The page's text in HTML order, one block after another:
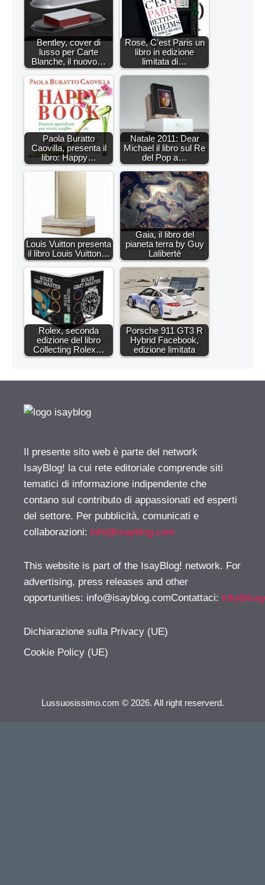
Bentley, cover di
lusso per Carte
Blanche, il nuovo…
Rose, C’est Paris un
libro in edizione
limitata di…
Paola Buratto
Caovilla, presenta il
libro: Happy…
Natale 2011: Dear
Michael il libro sul Re
del Pop a…
Louis Vuitton presenta
il libro Louis Vuitton…
Gaia, il libro del
pianeta terra by Guy
Laliberté
Rolex, seconda
edizione del libro
Collecting Rolex…
Porsche 911 GT3 R
Hybrid Facebook,
edizione limitata
Il presente sito web è parte del network
IsayBlog! la cui rete editoriale comprende siti
tematici di informazione indipendente che
contano sul contributo di appassionati ed esperti
del settore. Per pubblicità, comunicati e
collaborazioni: info@isayblog.com
This website is part of the IsayBlog! network. For
advertising, press releases and other
opportunities: info@isayblog.comContattaci:
Dichiarazione sulla Privacy (UE)
Cookie Policy (UE)
Lussuosissimo.com © 2026. All right reserverd.